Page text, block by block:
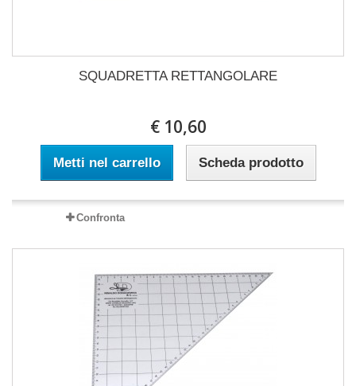
SQUADRETTA RETTANGOLARE
€ 10,60
Metti nel carrello Scheda prodotto
Confronta